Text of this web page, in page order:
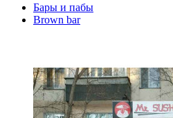
Бары и пабы
Brown bar